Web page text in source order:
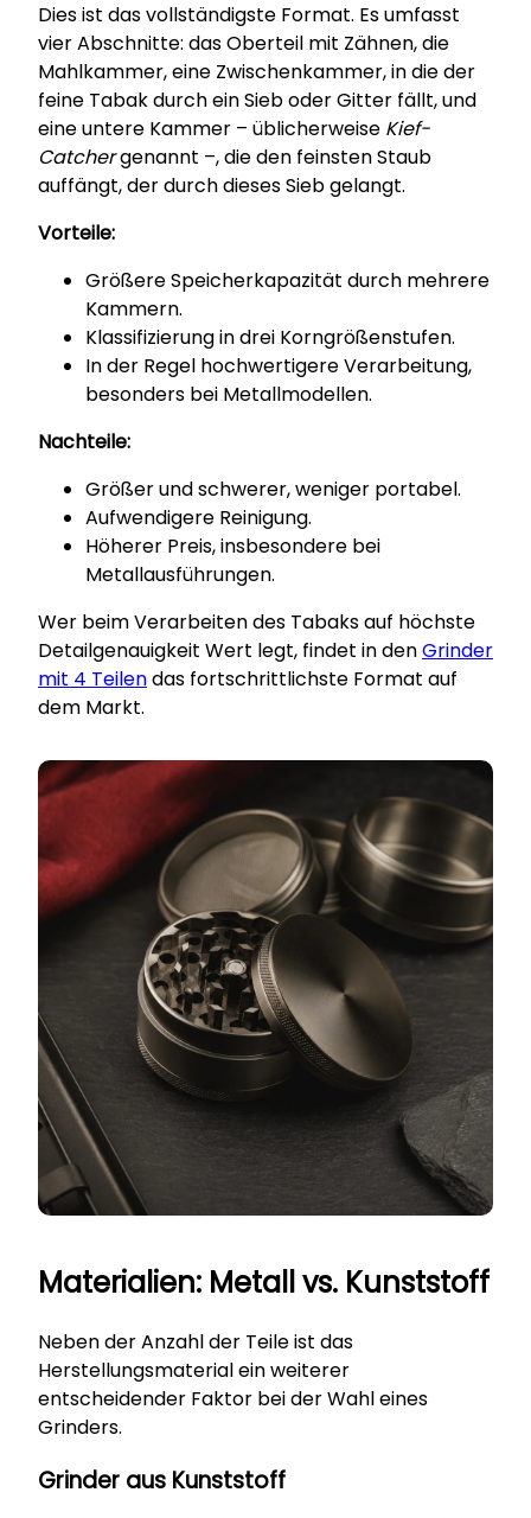
Dies ist das vollständigste Format. Es umfasst
vier Abschnitte: das Oberteil mit Zähnen, die
Mahlkammer, eine Zwischenkammer, in die der
feine Tabak durch ein Sieb oder Gitter fällt, und
eine untere Kammer – üblicherweise Kief-
Catchergenannt –, die den feinsten Staub
auffängt, der durch dieses Sieb gelangt.
Vorteile:
Größere Speicherkapazität durch mehrere
Kammern.
Klassifizierung in drei Korngrößenstufen.
In der Regel hochwertigere Verarbeitung,
besonders bei Metallmodellen.
Nachteile:
Größer und schwerer, weniger portabel.
Aufwendigere Reinigung.
Höherer Preis, insbesondere bei
Metallausführungen.
Wer beim Verarbeiten des Tabaks auf höchste
Detailgenauigkeit Wert legt, findet in denGrinder
mit 4 Teilendas fortschrittlichste Format auf
dem Markt.
Materialien: Metall vs. Kunststoff
Neben der Anzahl der Teile ist das
Herstellungsmaterial ein weiterer
entscheidender Faktor bei der Wahl eines
Grinders.
Grinder aus Kunststoff